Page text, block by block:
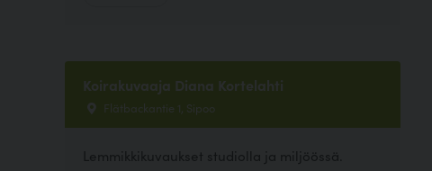
Koirakuvaaja Diana Kortelahti
Flätbackantie 1, Sipoo
Lemmikkikuvaukset studiolla ja miljöössä.